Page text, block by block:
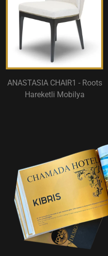
ANASTASIA CHAIR1 - Roots
Hareketli Mobilya